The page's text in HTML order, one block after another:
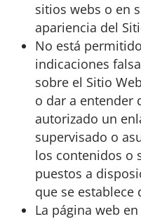
sitios webs o en
apariencia del
No está
indicaciones
sobre el Sitio
o dar a entender
autorizado un
supervisado o
los contenidos o
puestos a
que se establece
La página web